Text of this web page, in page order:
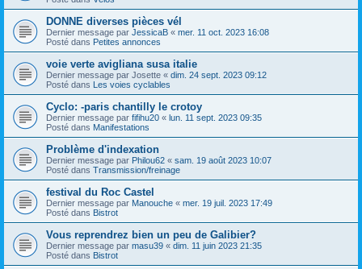
DONNE diverses pièces vél
Dernier message par JessicaB « mer. 11 oct. 2023 16:08
Posté dans Petites annonces
voie verte avigliana susa italie
Dernier message par Josette « dim. 24 sept. 2023 09:12
Posté dans Les voies cyclables
Cyclo: -paris chantilly le crotoy
Dernier message par fifihu20 « lun. 11 sept. 2023 09:35
Posté dans Manifestations
Problème d'indexation
Dernier message par Philou62 « sam. 19 août 2023 10:07
Posté dans Transmission/freinage
festival du Roc Castel
Dernier message par Manouche « mer. 19 juil. 2023 17:49
Posté dans Bistrot
Vous reprendrez bien un peu de Galibier?
Dernier message par masu39 « dim. 11 juin 2023 21:35
Posté dans Bistrot